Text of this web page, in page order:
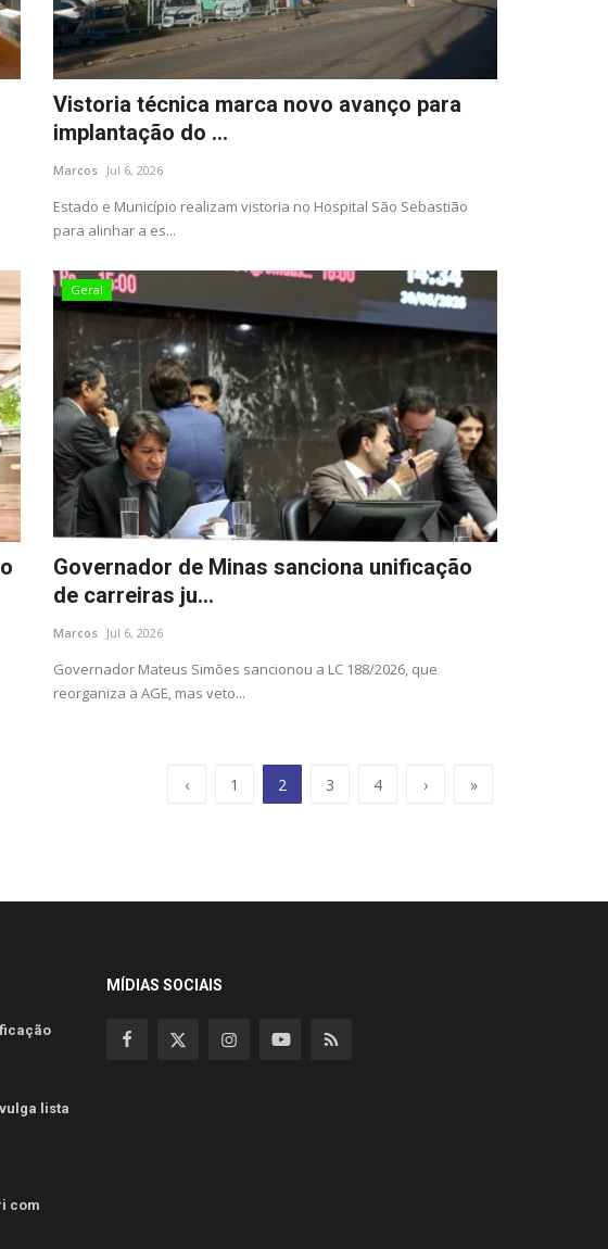
Vistoria técnica marca novo avanço para
implantação do ...
Marcos Jul 6, 2026
Estado e Município realizam vistoria no Hospital São Sebastião
para alinhar a es...
Geral
Governador de Minas sanciona unificação
de carreiras ju...
Marcos Jul 6, 2026
Governador Mateus Simões sancionou a LC 188/2026, que
reorganiza a AGE, mas veto...
‹ 1 2 3 4 › »
lista
com
MÍDIAS SOCIAIS